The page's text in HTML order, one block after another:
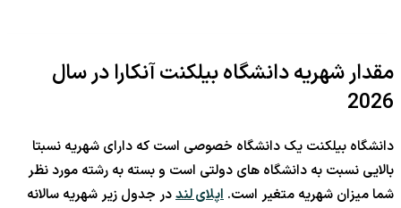
مقدار شهریه دانشگاه بیلکنت آنکارا در سال
2026
دانشگاه بیلکنت یک دانشگاه خصوصی است که دارای شهریه نسبتا
بالایی نسبت به دانشگاه های دولتی است و بسته به رشته مورد نظر
شما میزان شهریه متغیر است. اپلای لنددر جدول زیر شهریه سالانه